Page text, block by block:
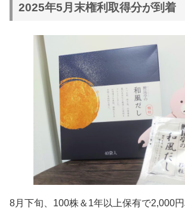
2025年5月末権利取得分が到着
8月下旬、100株＆1年以上保有で2,000